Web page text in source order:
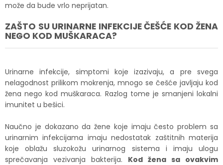
može da bude vrlo neprijatan.
ZAŠTO SU URINARNE INFEKCIJE ČEŠĆE KOD ŽENA
NEGO KOD MUŠKARACA?
Urinarne infekcije, simptomi koje izazivaju, a pre svega
nelagodnost prilikom mokrenja, mnogo se češće javljaju kod
žena nego kod muškaraca. Razlog tome je smanjeni lokalni
imunitet u bešici.
Naučno je dokazano da žene koje imaju često problem sa
urinarnim infekcijama imaju nedostatak zaštitnih materija
koje oblažu sluzokožu urinarnog sistema i imaju ulogu
sprečavanja vezivanja bakterija. Kod žena sa ovakvim